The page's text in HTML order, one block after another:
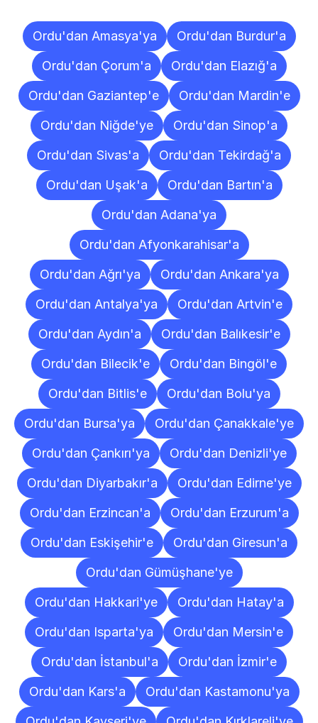
Ordu'dan Amasya'ya
Ordu'dan Burdur'a
Ordu'dan Çorum'a
Ordu'dan Elazığ'a
Ordu'dan Gaziantep'e
Ordu'dan Mardin'e
Ordu'dan Niğde'ye
Ordu'dan Sinop'a
Ordu'dan Sivas'a
Ordu'dan Tekirdağ'a
Ordu'dan Uşak'a
Ordu'dan Bartın'a
Ordu'dan Adana'ya
Ordu'dan Afyonkarahisar'a
Ordu'dan Ağrı'ya
Ordu'dan Ankara'ya
Ordu'dan Antalya'ya
Ordu'dan Artvin'e
Ordu'dan Aydın'a
Ordu'dan Balıkesir'e
Ordu'dan Bilecik'e
Ordu'dan Bingöl'e
Ordu'dan Bitlis'e
Ordu'dan Bolu'ya
Ordu'dan Bursa'ya
Ordu'dan Çanakkale'ye
Ordu'dan Çankırı'ya
Ordu'dan Denizli'ye
Ordu'dan Diyarbakır'a
Ordu'dan Edirne'ye
Ordu'dan Erzincan'a
Ordu'dan Erzurum'a
Ordu'dan Eskişehir'e
Ordu'dan Giresun'a
Ordu'dan Gümüşhane'ye
Ordu'dan Hakkari'ye
Ordu'dan Hatay'a
Ordu'dan Isparta'ya
Ordu'dan Mersin'e
Ordu'dan İstanbul'a
Ordu'dan İzmir'e
Ordu'dan Kars'a
Ordu'dan Kastamonu'ya